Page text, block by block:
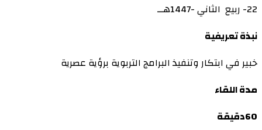
22- ربيع الثاني -1447هــ
نبذة تعريفية
خبير في ابتكار وتنفيذ البرامج التربوية برؤية عصرية
مدة اللقاء
60دقيقة